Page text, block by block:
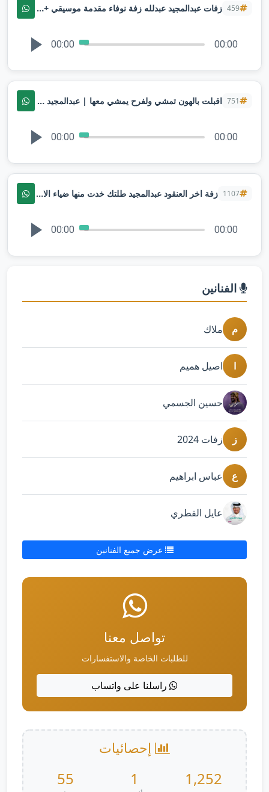
459 زفات عبدالمجيد عبدلله زفة نوفاء مقدمة موسيقي + شعر | تنفيذ بالاسماء
00:00 00:00
751 اقبلت بالهون تمشي ولفرح يمشي معها | عبدالمجيد عبدالله |حصري 2025
00:00 00:00
1107 زفة اخر العنقود عبدالمجيد طلتك خدت منها ضياء الاقمار (حصريا) زفات 2026
00:00 00:00
الفنانين
م ملاك
ا اصيل هميم
حسين الجسمي
ز زفات 2024
ع عباس ابراهيم
عايل القطري
عرض جميع الفنانين
تواصل معنا
للطلبات الخاصة والاستفسارات
راسلنا على واتساب
إحصائيات
1,252
1
55